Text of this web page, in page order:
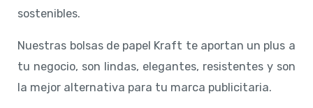
sostenibles.
Nuestras bolsas de papel Kraft te aportan un plus a
tu negocio, son lindas, elegantes, resistentes y son
la mejor alternativa para tu marca publicitaria.